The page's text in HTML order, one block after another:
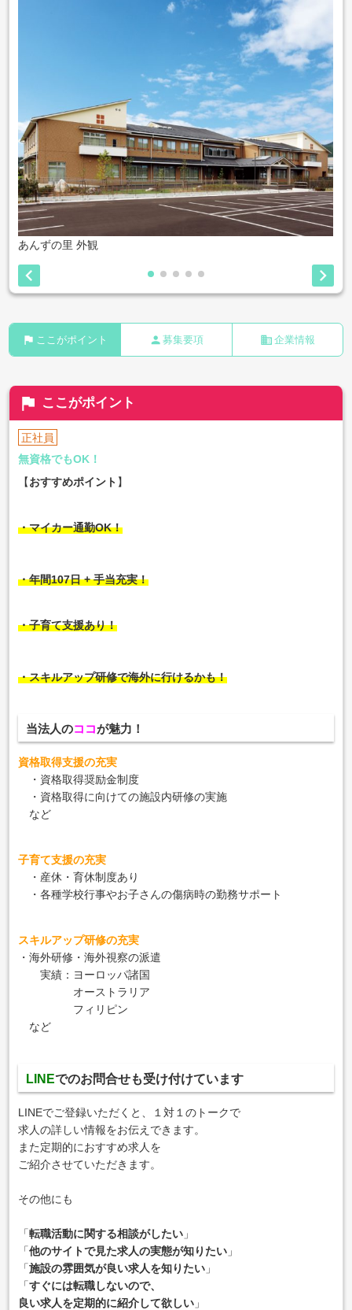
あんずの里 外観
 
flag ここがポイント person 募集要項 business 企業情報
flag ここがポイント
正社員
無資格でもOK！
【おすすめポイント 】
・マイカー通勤OK！
・年間107日 + 手当充実！
・子育て支援あり！
・スキルアップ研修で海外に行けるかも！
当法人のココが魅力！
資格取得支援の充実
・資格取得奨励金制度
・資格取得に向けての施設内研修の実施
など
子育て支援の充実
・産休・育休制度あり
・各種学校行事やお子さんの傷病時の勤務サポート
スキルアップ研修の充実
・海外研修・海外視察の派遣
実績：ヨーロッパ諸国
オーストラリア
フィリピン
など
LINEでのお問合せも受け付けています
LINEでご登録いただくと、１対１のトークで
求人の詳しい情報をお伝えできます。
また定期的におすすめ求人を
ご紹介させていただきます。
その他にも
「転職活動に関する相談がしたい 」
「他のサイトで見た求人の実態が知りたい 」
「施設の雰囲気が良い求人を知りたい 」
「すぐには転職しないので、
良い求人を定期的に紹介して欲しい 」